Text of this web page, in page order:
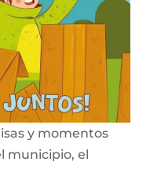
y momentos
municipio, el